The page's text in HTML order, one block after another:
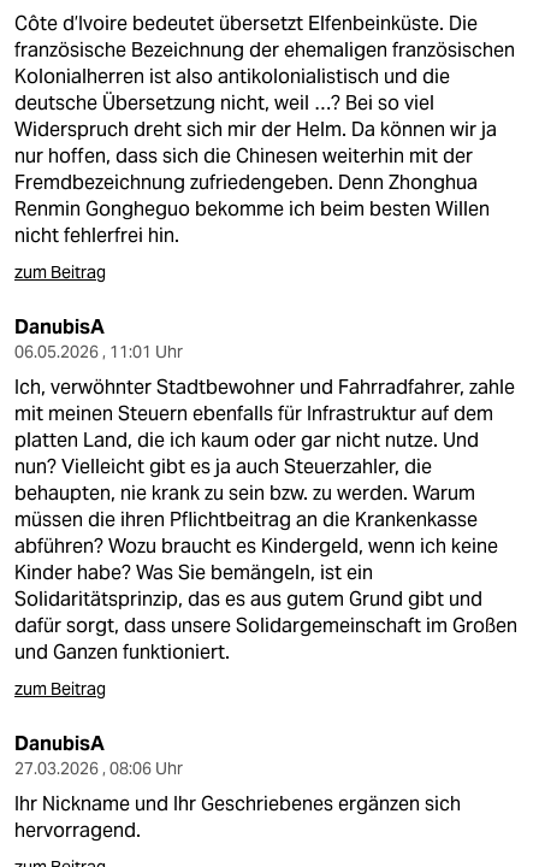
Côte d’Ivoire bedeutet übersetzt Elfenbeinküste. Die
französische Bezeichnung der ehemaligen französischen
Kolonialherren ist also antikolonialistisch und die
deutsche Übersetzung nicht, weil …? Bei so viel
Widerspruch dreht sich mir der Helm. Da können wir ja
nur hoffen, dass sich die Chinesen weiterhin mit der
Fremdbezeichnung zufriedengeben. Denn Zhonghua
Renmin Gongheguo bekomme ich beim besten Willen
nicht fehlerfrei hin.
zum Beitrag
DanubisA
06.05.2026 , 11:01 Uhr
Ich, verwöhnter Stadtbewohner und Fahrradfahrer, zahle
mit meinen Steuern ebenfalls für Infrastruktur auf dem
platten Land, die ich kaum oder gar nicht nutze. Und
nun? Vielleicht gibt es ja auch Steuerzahler, die
behaupten, nie krank zu sein bzw. zu werden. Warum
müssen die ihren Pflichtbeitrag an die Krankenkasse
abführen? Wozu braucht es Kindergeld, wenn ich keine
Kinder habe? Was Sie bemängeln, ist ein
Solidaritätsprinzip, das es aus gutem Grund gibt und
dafür sorgt, dass unsere Solidargemeinschaft im Großen
und Ganzen funktioniert.
zum Beitrag
DanubisA
27.03.2026 , 08:06 Uhr
Ihr Nickname und Ihr Geschriebenes ergänzen sich
hervorragend.